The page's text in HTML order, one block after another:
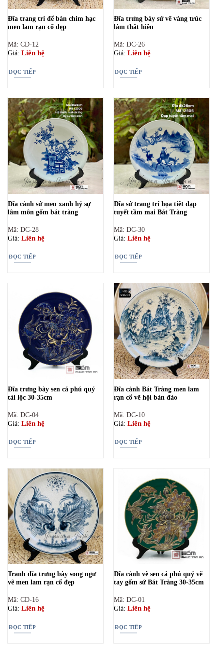
Đĩa trang trí để bàn chim hạc
men lam rạn cổ đẹp
Mã: CD-12
Giá: Liên hệ
ĐỌC TIẾP
Đĩa trưng bày sứ vẽ vàng trúc
lâm thất hiền
Mã: DC-26
Giá: Liên hệ
ĐỌC TIẾP
Đĩa cảnh sứ men xanh hỷ sự
lâm môn gốm bát tràng
Mã: DC-28
Giá: Liên hệ
ĐỌC TIẾP
Đĩa sứ trang trí họa tiết đạp
tuyết tầm mai Bát Tràng
Mã: DC-30
Giá: Liên hệ
ĐỌC TIẾP
Đĩa trưng bày sen cá phú quý
tài lộc 30-35cm
Mã: DC-04
Giá: Liên hệ
ĐỌC TIẾP
Đĩa cảnh Bát Tràng men lam
rạn cổ vẽ hội bàn đào
Mã: DC-10
Giá: Liên hệ
ĐỌC TIẾP
Tranh đĩa trưng bày song ngư
vẽ men lam rạn cổ đẹp
Mã: CD-16
Giá: Liên hệ
ĐỌC TIẾP
Đĩa cảnh vẽ sen cá phú quý vẽ
tay gốm sứ Bát Tràng 30-35cm
Mã: DC-01
Giá: Liên hệ
ĐỌC TIẾP